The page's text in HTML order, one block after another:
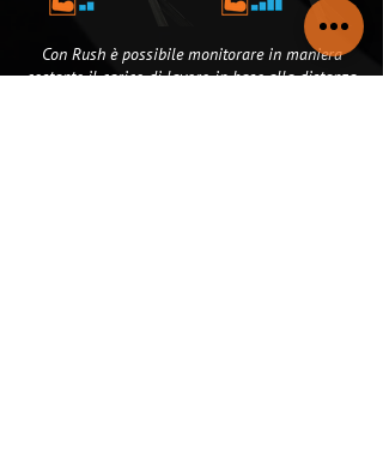
Con Rush è possibile monitorare in maniera
costante il carico di lavoro in base alla distanza